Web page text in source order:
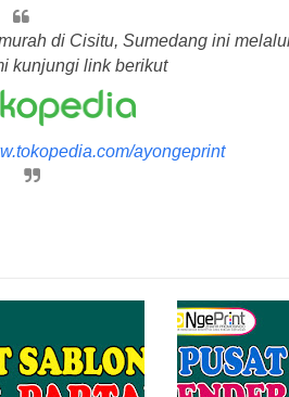
di Cisitu, Sumedang ini
kunjungi link berikut
ayongeprint